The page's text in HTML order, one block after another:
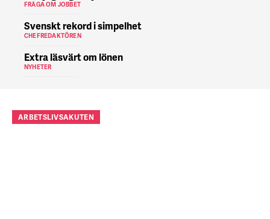
FRÅGA OM JOBBET
Svenskt rekord i simpelhet
CHEFREDAKTÖREN
Extra läsvärt om lönen
NYHETER
ARBETSLIVSAKUTEN